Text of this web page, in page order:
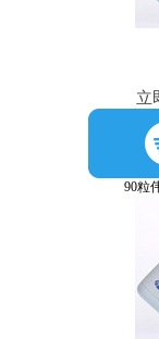
立
90粒